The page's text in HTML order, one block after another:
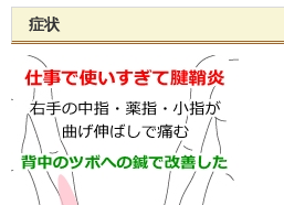
症状